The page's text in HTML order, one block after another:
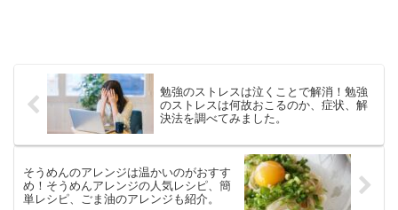
勉強のストレスは泣くことで解消！勉強
のストレスは何故おこるのか、症状、解
決法を調べてみました。
そうめんのアレンジは温かいのがおすす
め！そうめんアレンジの人気レシピ、簡
単レシピ、ごま油のアレンジも紹介。